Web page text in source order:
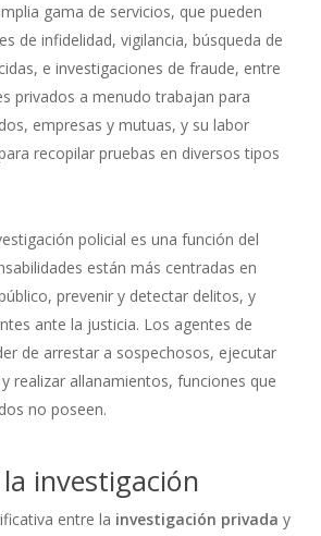
gama de servicios, que pueden
de infidelidad, vigilancia, búsqueda de
e investigaciones de fraude, entre
privados a menudo trabajan para
empresas y mutuas, y su labor
recopilar pruebas en diversos tipos
policial es una función del
están más centradas en
prevenir y detectar delitos, y
ante la justicia. Los agentes de
de arrestar a sospechosos, ejecutar
realizar allanamientos, funciones que
no poseen.
investigación
entre la investigación privada y